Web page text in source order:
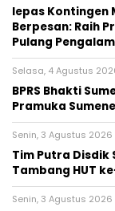
lepas Kontingen
Berpesan: Raih
Pulang
Selasa, 4 Agustus
BPRS Bhakti
Pramuka
Senin, 3 Agustus 2026
Tim Putra Disdik
Tambang HUT
Senin, 3 Agustus 2026 -